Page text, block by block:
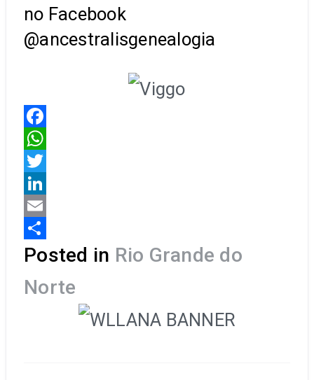
no Facebook
@ancestralisgenealogia
Facebook
WhatsApp
Twitter
LinkedIn
Email
Share
Posted in Rio Grande do
Norte